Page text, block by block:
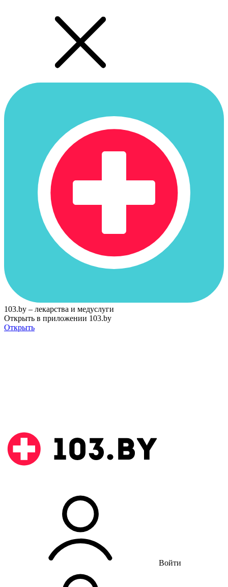
103.by – лекарства и медуслуги
Открыть в приложении 103.by
Открыть
Войти